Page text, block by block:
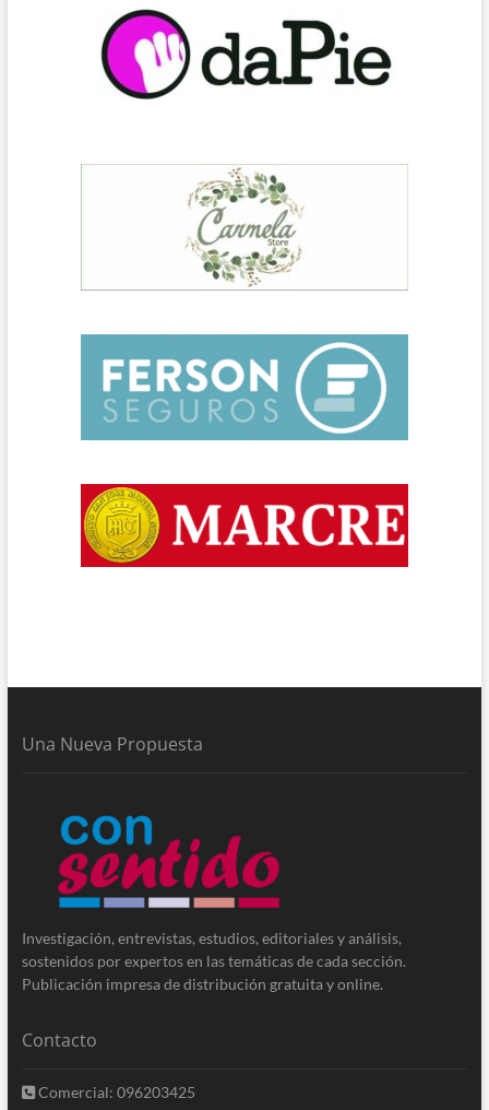
Una Nueva Propuesta
Investigación, entrevistas, estudios, editoriales y análisis,
sostenidos por expertos en las temáticas de cada sección.
Publicación impresa de distribución gratuita y online.
Contacto
Comercial: 096203425